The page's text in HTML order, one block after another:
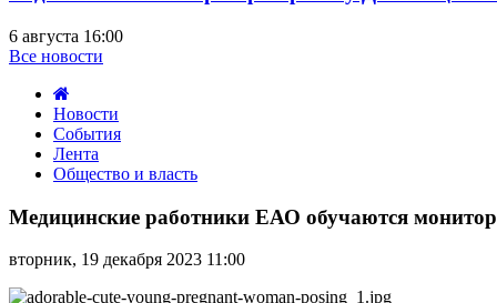
6 августа 16:00
Все новости
Новости
События
Лента
Общество и власть
работники
ЕАО
обучаются
мониторингу
беременных
Медицинские работники ЕАО обучаются
вторник, 19 декабря 2023 11:00